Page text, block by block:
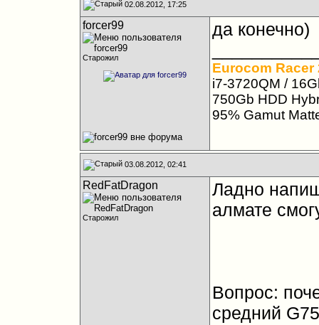
02.08.2012, 17:25
forcer99
Старожил
да конечно)
Eurocom Racer
i7-3720QM /
750Gb HDD
95% Gamut
03.08.2012, 02:41
RedFatDragon
Старожил
Ладно
алмате
Вопрос:
средний G75